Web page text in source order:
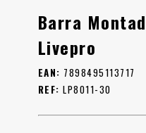
Barra
Livepro
EAN: 7898495113717
REF:LP8011-30